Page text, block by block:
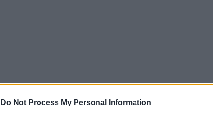
Do Not Process My Personal Information
Gisela Cañamero, daquela companhia
dois atores.